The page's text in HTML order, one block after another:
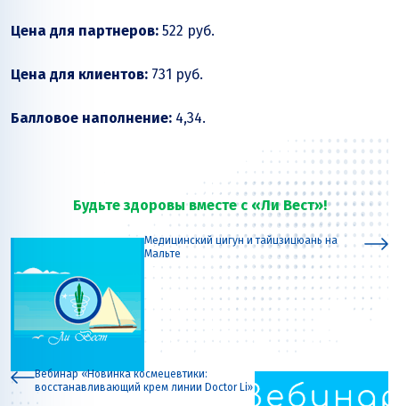
Цена для партнеров: 522 руб.
Цена для клиентов: 731 руб.
Балловое наполнение: 4,34.
Будьте здоровы вместе с «Ли Вест»!
Вебинар «Новинка космецевтики:
восстанавливающий крем линии Doctor Li»
Медицинский цигун и тайцзицюань на
Мальте